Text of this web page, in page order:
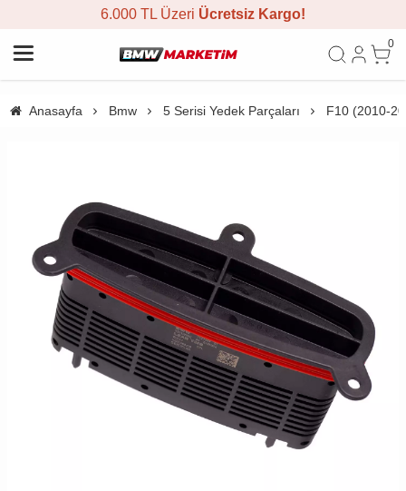
6.000 TL Üzeri Ücretsiz Kargo!
0
Anasayfa Bmw 5 Serisi Yedek Parçaları F10 (2010-